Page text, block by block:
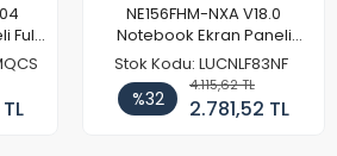
Full
NE156FHM-NXA V18.0
Notebook Ekran Paneli
144Hz
Stok Kodu: LUCNLF83NF
%32
4.115,62 TL
2.781,52 TL